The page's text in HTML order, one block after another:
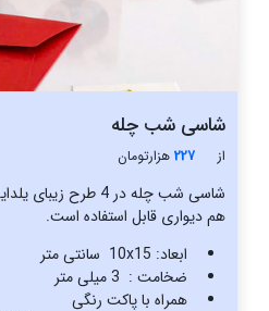
شاسی شب چله
از 227 هزار‌تومان
شاسی شب چله در 4
هم دیواری قابل استفاده است.
ابعاد: 10x15 سانتی متر
ضخامت : 3 میلی متر
همراه با پاکت رنگی